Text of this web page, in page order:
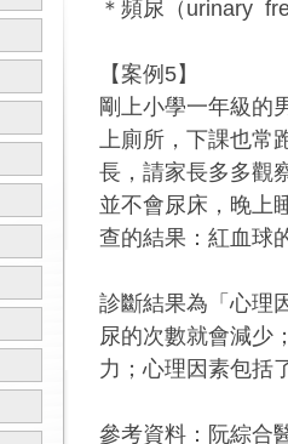
＊頻尿（urinary
【案例5】
剛上小學一年級的
上廁所，下課也
長，請家長多多觀
並不會尿床，晚上
查的結果：紅血球
診斷結果為「心理
尿的次數就會減少
力；心理因素包括
參考資料：阮綜